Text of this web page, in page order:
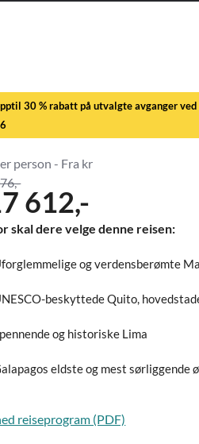
30 % rabatt på utvalgte avganger
person - Fra kr
612,-
skal dere velge denne reisen:
og verdensberømte
beskyttede Quito,
og historiske Lima
eldste og mest sørliggende
reiseprogram (PDF)